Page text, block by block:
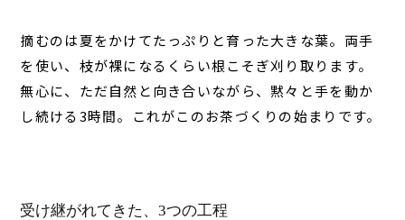
摘むのは夏をかけてたっぷりと育った大きな葉。両手
を使い、枝が裸になるくらい根こそぎ刈り取ります。
無心に、ただ自然と向き合いながら、黙々と手を動か
し続ける3時間。これがこのお茶づくりの始まりです。
受け継がれてきた、3つの工程